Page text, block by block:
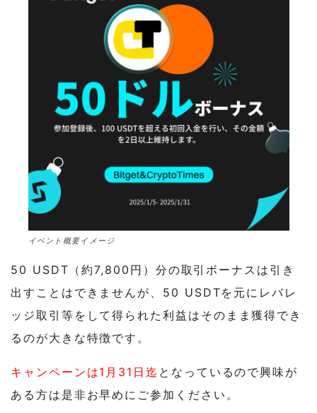
イベント概要イメージ
50 USDT（約7,800円）分の取引ボーナスは引き
出すことはできませんが、50 USDTを元にレバレ
ッジ取引等をして得られた利益はそのまま獲得でき
るのが大きな特徴です。
キャンペーンは1月31日迄 となっているので興味が
ある方は是非お早めにご参加ください。